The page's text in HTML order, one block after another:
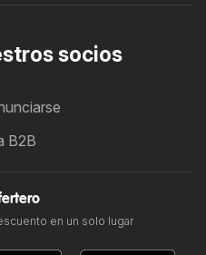
socios
B2B
en un solo lugar